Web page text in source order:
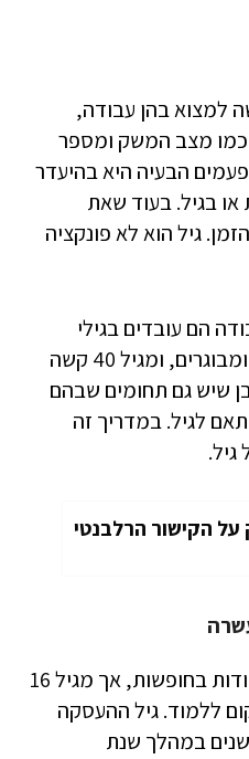
למצוא בהן עבודה,
כמו מצב המשק ומספר
הבעיה היא בהיעדר
או בגיל. בעוד שאת
גיל הוא לא פונקציה
הם עובדים בגילי
העשרה וצעירים חסרי ניסיון ומבוגרים, ומגיל 40 קשה
שיש גם תחומים שבהם
לגיל. במדריך זה
על הקישור הרלבנטי
לרוב בני הנוער מחפשים עבודות בחופשות, אך מגיל 16
ללמוד. גיל ההעסקה
המינימלי לבני נוער הוא 15 שנים במהלך שנת